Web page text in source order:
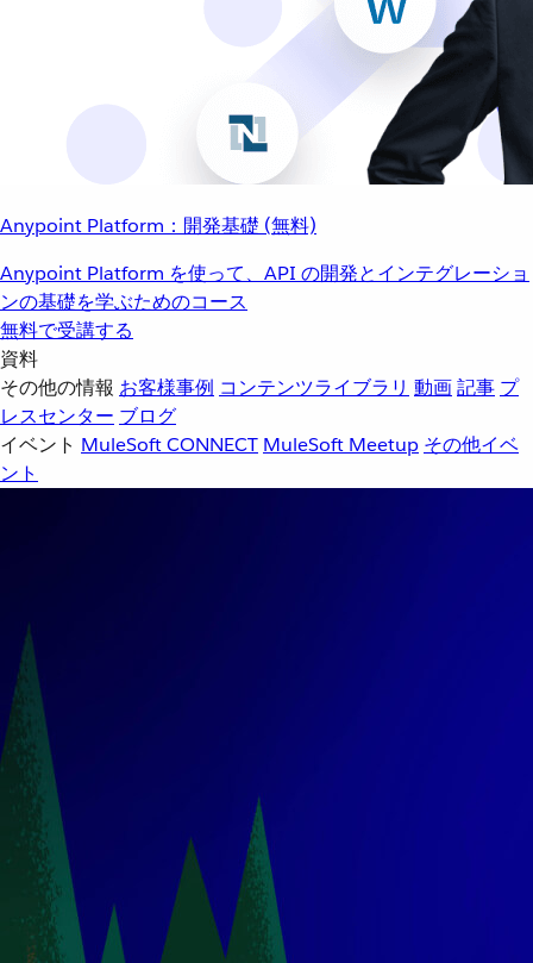
Anypoint Platform：開発基礎 (無料)
Anypoint Platform を使って、API の開発とインテグレーショ
ンの基礎を学ぶためのコース
無料で受講する
資料
その他の情報 お客様事例 コンテンツライブラリ 動画記事 プ
レスセンター ブログ
イベント MuleSoft CONNECT MuleSoft Meetup その他イベ
ント